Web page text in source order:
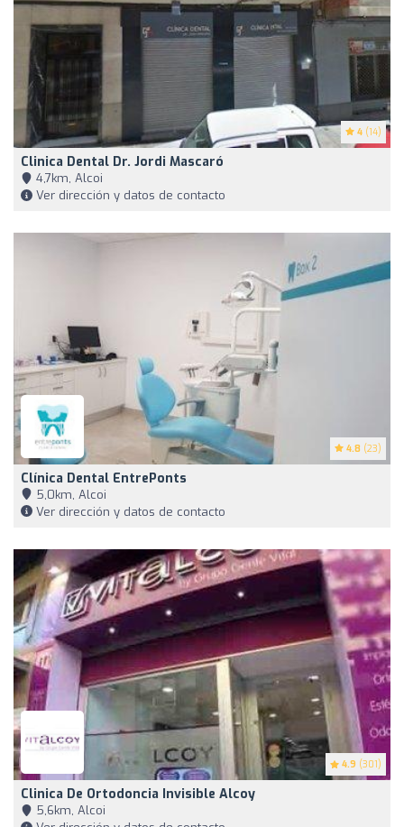
4 (14)
Clinica Dental Dr. Jordi Mascaró
4,7km, Alcoi
Ver dirección y datos de contacto
4.8 (23)
Clínica Dental EntrePonts
5,0km, Alcoi
Ver dirección y datos de contacto
4.9 (301)
Clinica De Ortodoncia Invisible Alcoy
5,6km, Alcoi